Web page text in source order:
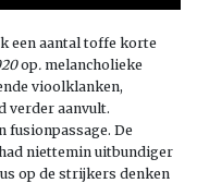
een aantal toffe korte
op. melancholieke
vioolklanken,
verder aanvult.
fusionpassage. De
niettemin uitbundiger
op de strijkers denken